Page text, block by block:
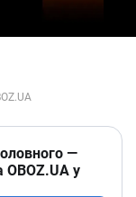
—
OBOZ.UA у